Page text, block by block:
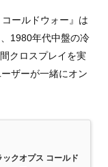
ールドウォー』は
1980年代中盤の冷
クロスプレイを実
ザーが一緒にオン
クオプス コールド